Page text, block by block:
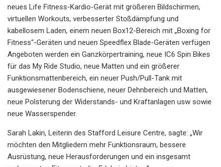
neues Life Fitness-Kardio-Gerät mit größeren Bildschirmen,
virtuellen Workouts, verbesserter Stoßdämpfung und
kabellosem Laden, einem neuen Box12-Bereich mit „Boxing for
Fitness“-Geräten und neuen Speedflex Blade-Geräten verfügen
Angeboten werden ein Ganzkörpertraining, neue IC6 Spin Bikes
für das My Ride Studio, neue Matten und ein größerer
Funktionsmattenbereich, ein neuer Push/Pull-Tank mit
ausgewiesener Bodenschiene, neuer Dehnbereich und Matten,
neue Polsterung der Widerstands- und Kraftanlagen usw sowie
neue Wasserspender.
Sarah Lakin, Leiterin des Stafford Leisure Centre, sagte: „Wir
möchten den Mitgliedern mehr Funktionsraum, bessere
Ausrüstung, neue Herausforderungen und ein insgesamt